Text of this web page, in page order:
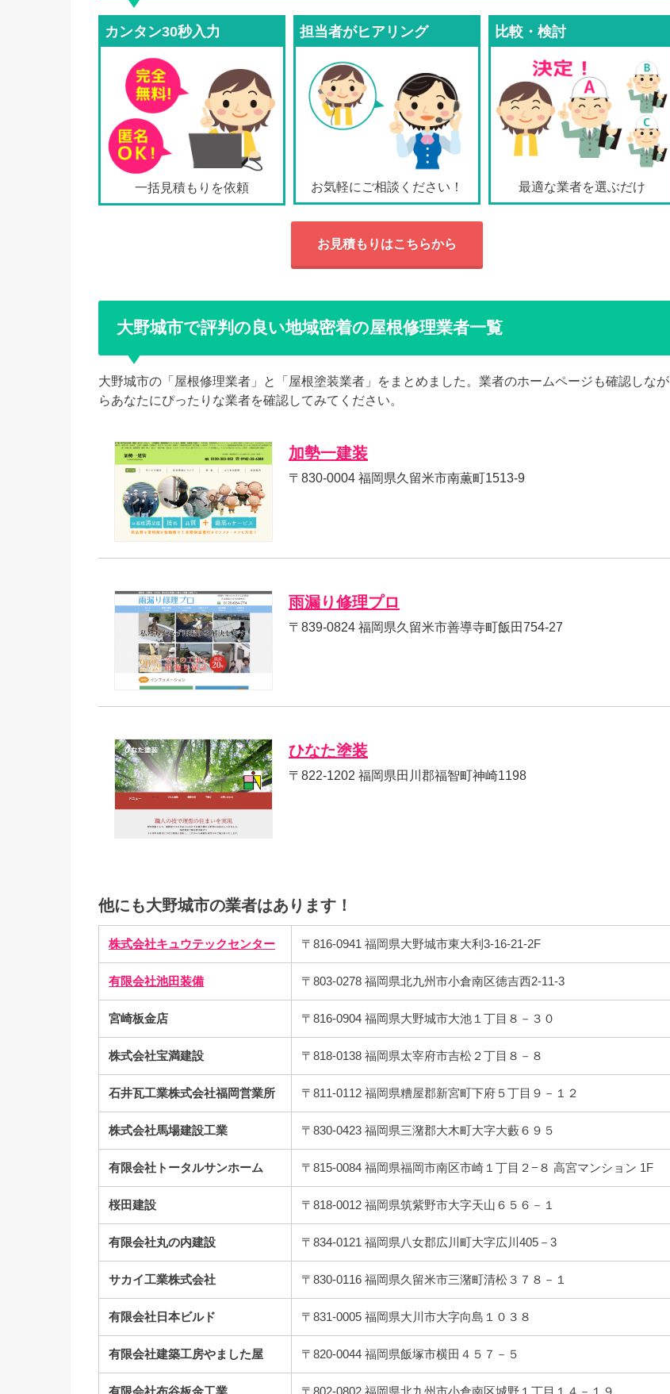
カンタン30秒入力
一括見積もりを依頼
担当者がヒアリング
お気軽にご相談ください！
比較・検討
最適な業者を選ぶだけ
お見積もりはこちらから
大野城市で評判の良い地域密着の屋根修理業者一覧
大野城市の「屋根修理業者」と「屋根塗装業者」をまとめました。業者のホームページも確認しなが
らあなたにぴったりな業者を確認してみてください。
加勢一建装
〒830-0004 福岡県久留米市南薫町1513-9
雨漏り修理プロ
〒839-0824 福岡県久留米市善導寺町飯田754-27
ひなた塗装
〒822-1202 福岡県田川郡福智町神崎1198
他にも大野城市の業者はあります！
株式会社キュウテックセンター 〒816-0941 福岡県大野城市東大利3-16-21-2F
有限会社池田装備 〒803-0278 福岡県北九州市小倉南区徳吉西2-11-3
宮崎板金店 〒816-0904 福岡県大野城市大池１丁目８－３０
株式会社宝満建設 〒818-0138 福岡県太宰府市吉松２丁目８－８
石井瓦工業株式会社福岡営業所 〒811-0112 福岡県糟屋郡新宮町下府５丁目９－１２
株式会社馬場建設工業 〒830-0423 福岡県三潴郡大木町大字大藪６９５
有限会社トータルサンホーム 〒815-0084 福岡県福岡市南区市崎１丁目２−８ 高宮マンション 1F
桜田建設 〒818-0012 福岡県筑紫野市大字天山６５６－１
有限会社丸の内建設 〒834-0121 福岡県八女郡広川町大字広川405－3
サカイ工業株式会社 〒830-0116 福岡県久留米市三潴町清松３７８－１
有限会社日本ビルド 〒831-0005 福岡県大川市大字向島１０３８
有限会社建築工房やました屋 〒820-0044 福岡県飯塚市横田４５７－５
有限会社布谷板金工業 〒802-0802 福岡県北九州市小倉南区城野１丁目１４－１９